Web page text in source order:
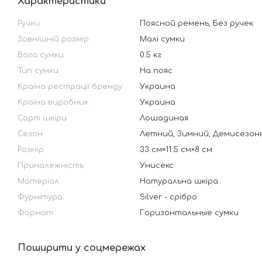
Ручки
Поясной ремень, Без ручек
Зовнішній розмір
Малі сумки
Вага сумки
0.5 кг
Тип сумки
На пояс
Країна рестрації бренду
Украина
Країна виробник
Украина
Сорт шкіри
Лошадиная
Сезон
Летний, Зимний,
Розмір
33 см×11.5 см×8 см
Приналежність
Унисекс
Матеріал
Натуральна шкіра
Фурнітура
Silver - срібро
Формат
Горизонтальные сумки
Поширити у соцмережах